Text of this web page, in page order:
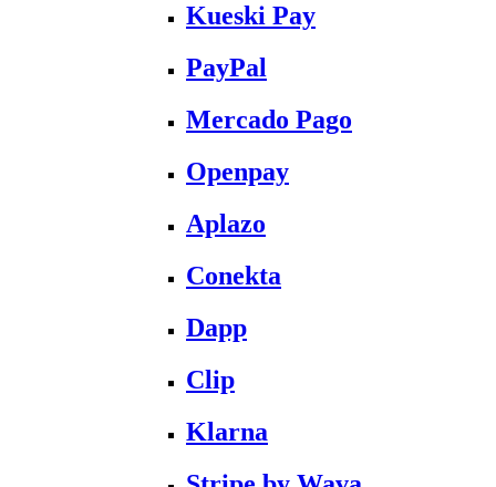
Kueski Pay
PayPal
Mercado Pago
Openpay
Aplazo
Conekta
Dapp
Clip
Klarna